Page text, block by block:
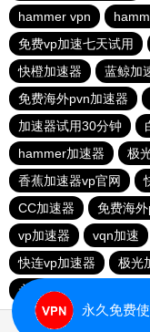
hammer vpn
免费vp加速七天试用
快橙加速器
蓝鲸加
免费海外pvn加速器
加速器试用30分钟
hammer加速器
极
香蕉加速器vp官网
CC加速器
免费海
vp加速器
vqn加速
快连vp加速器
极光
永久不收费的海外加速器
永久免费